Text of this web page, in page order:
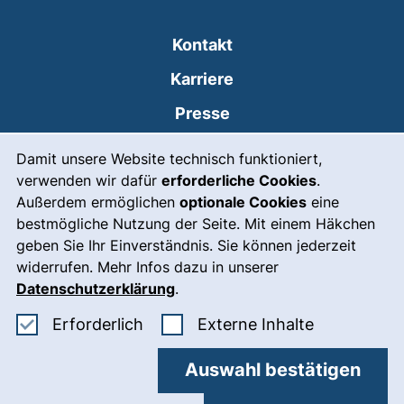
Damit unsere Website technisch funktioniert,
verwenden wir dafür erforderliche Cookies.
Außerdem ermöglichen optionale Cookies eine
bestmögliche Nutzung der Seite. Mit einem Häkchen
geben Sie Ihr Einverständnis. Sie können jederzeit
widerrufen. Mehr Infos dazu in unserer
Datenschutzerklärung.
Erforderlich Erforderliche Cookies akzeptieren
Externe Inhalte: Externe
Auswahl bestätigen
Kontakt
Karriere
Presse
Leichte Sprache
Gebärdensprache
Notfall(externer Link, öffnet
Impressum
Barrierefreiheit
Datenschutz